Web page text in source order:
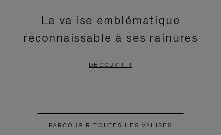
La valise emblématique
reconnaissable à ses rainures
DÉCOUVRIR
PARCOURIR TOUTES LES VALISES